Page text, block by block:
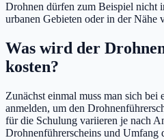
Drohnen dürfen zum Beispiel nicht
urbanen Gebieten oder in der Nähe
Was wird der
kosten?
Zunächst einmal muss man sich
anmelden, um den
für die Schulung variieren je nach
Drohnenführerscheins und Umfang